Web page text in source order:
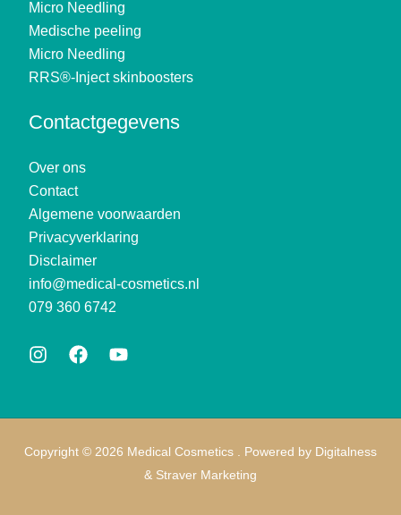
Micro Needling
Medische peeling
Micro Needling
RRS®-Inject skinboosters
Contactgegevens
Over ons
Contact
Algemene voorwaarden
Privacyverklaring
Disclaimer
info@medical-cosmetics.nl
079 360 6742
Copyright © 2026 Medical Cosmetics . Powered by Digitalness
& Straver Marketing